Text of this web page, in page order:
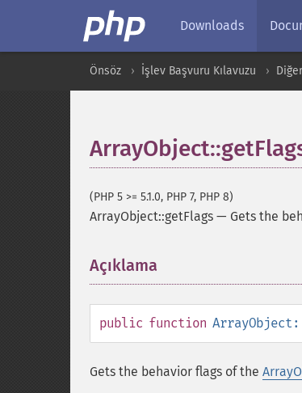
Downloads
Önsöz İşlev Başvuru Kılavuzu
(PHP 5 >= 5.1.0, PHP 7, PHP 8)
ArrayObject::getFlags — Gets the
Açıklama
public function
Gets the behavior flags of the